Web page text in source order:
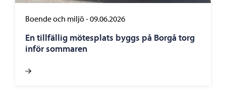
Boende och miljö-09.06.2026
En tillfällig mötesplats byggs på Borgå torg
inför sommaren